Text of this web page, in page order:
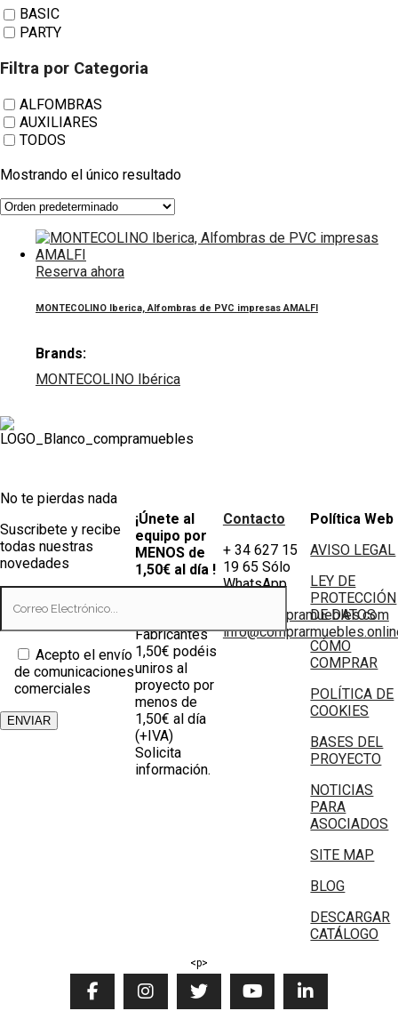
Alfombras de
PVC impresas
AMALFI
BASIC
PARTY
Filtra por Categoria
ALFOMBRAS
AUXILIARES
TODOS
Mostrando el único resultado
Reserva ahora
MONTECOLINO Iberica, Alfombras de PVC impresas AMALFI
Brands:
MONTECOLINO Ibérica
No te pierdas nada
Suscribete y recibe
todas nuestras
novedades
Acepto el envío
de comunicaciones
comerciales
¡Únete al
equipo por
MENOS de
1,50€ al día !
Fabricantes
1,50€ podéis
uniros al
proyecto por
menos de
1,50€ al día
(+IVA)
Solicita
información.
Contacto
+ 34 627 15
19 65 Sólo
WhatsApp
info@compramuebles.com
Política Web
AVISO LEGAL
LEY DE
PROTECCIÓN
DE DATOS
CÓMO
COMPRAR
POLÍTICA DE
COOKIES
BASES DEL
PROYECTO
NOTICIAS
PARA
ASOCIADOS
SITE MAP
BLOG
DESCARGAR
CATÁLOGO
<p>